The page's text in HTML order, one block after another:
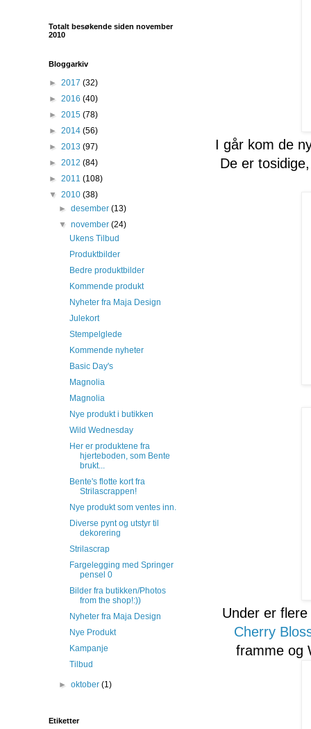
I går kom de
De er
Under er
Cherry
framme og
Totalt besøkende siden november
2010
Bloggarkiv
► 2017 (32)
► 2016 (40)
► 2015 (78)
► 2014 (56)
► 2013 (97)
► 2012 (84)
► 2011 (108)
▼ 2010 (38)
►desember(13)
▼november(24)
Ukens Tilbud
Produktbilder
Bedre produktbilder
Kommende produkt
Nyheter fra Maja Design
Julekort
Stempelglede
Kommende nyheter
Basic Day's
Magnolia
Magnolia
Nye produkt i butikken
Wild Wednesday
Her er produktene fra
hjerteboden, som Bente
brukt...
Bente's flotte kort fra
Strilascrappen!
Nye produkt som ventes inn.
Diverse pynt og utstyr til
dekorering
Strilascrap
Fargelegging med Springer
pensel 0
Bilder fra butikken/Photos
from the shop!:))
Nyheter fra Maja Design
Nye Produkt
Kampanje
Tilbud
►oktober(1)
Etiketter